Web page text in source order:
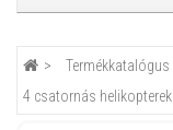
Termékkatalógus
4 csatornás helikopterek